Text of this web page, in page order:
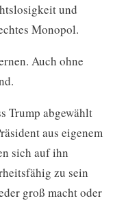
und
Monopol.
Auch ohne
Trump abgewählt
aus eigenem
sich auf ihn
zu sein
groß macht oder